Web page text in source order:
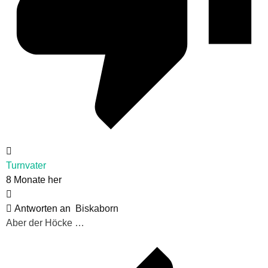
Turnvater
8 Monate her
Antworten an
Biskaborn
Aber der Höcke …